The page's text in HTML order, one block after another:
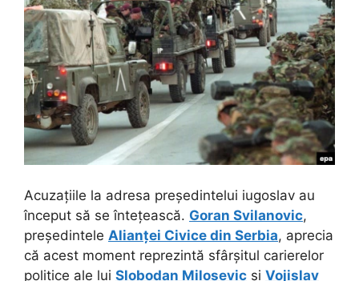
Acuzațiile la adresa președintelui iugoslav au
început să se întețească. Goran Svilanovic,
președintele Alianței Civice din Serbia, aprecia
că acest moment reprezintă sfârșitul carierelor
politice ale lui Slobodan Milosevic și Vojislav